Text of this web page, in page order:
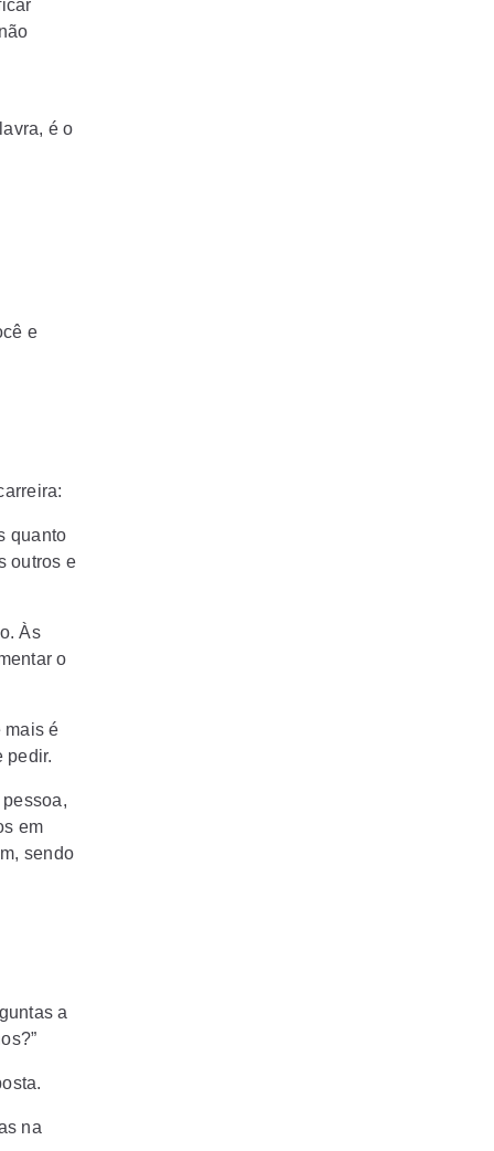
é o
e
quanto
outros e
Às
o
mais é
pedir.
em
sendo
a
na